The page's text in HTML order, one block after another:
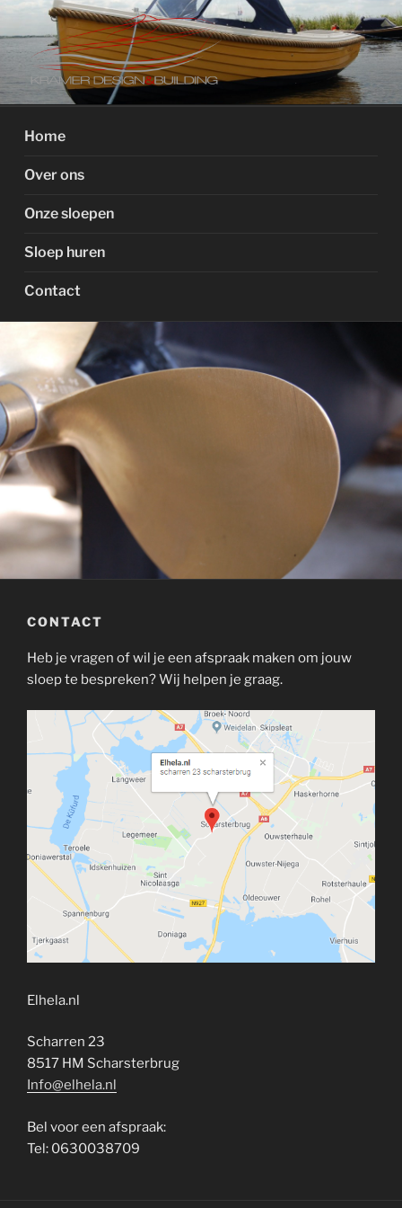
naar
de
inhoud
ELHELA SLOEP
SCHARSTERBRUG
Home
Over ons
Onze sloepen
Sloep huren
Contact
CONTACT
Heb je vragen of wil je een afspraak maken om jouw
sloep te bespreken? Wij helpen je graag.
Elhela.nl
Scharren 23
8517 HM Scharsterbrug
Info@elhela.nl
Bel voor een afspraak:
Tel: 0630038709